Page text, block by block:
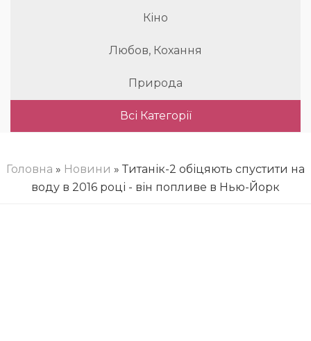
Кіно
Любов, Кохання
Природа
Всі Категорії
Головна » Новини » Титанік-2 обіцяють спустити на
воду в 2016 році - він попливе в Нью-Йорк